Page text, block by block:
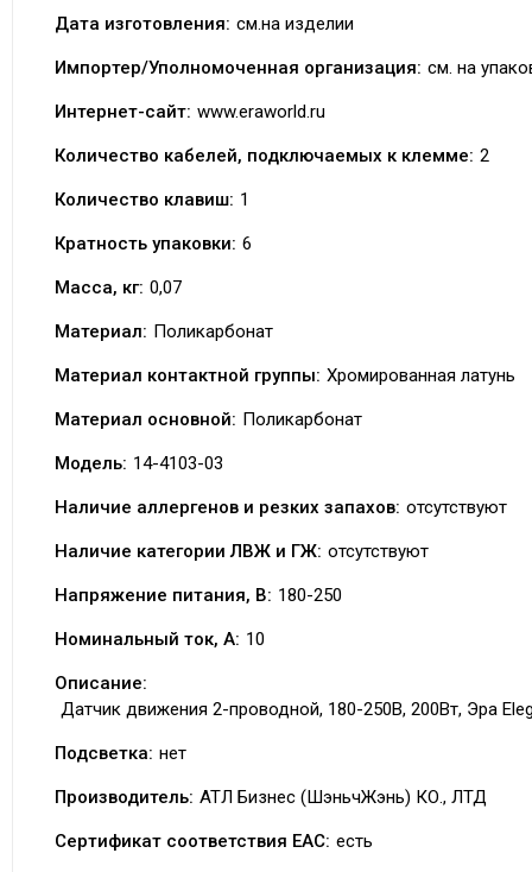
Дата изготовления: см.на изделии
Импортер/Уполномоченная организация: см. на
Интернет-сайт: www.eraworld.ru
Количество кабелей, подключаемых к клемме: 2
Количество клавиш: 1
Кратность упаковки: 6
Масса, кг: 0,07
Материал: Поликарбонат
Материал контактной группы: Хромированная латунь
Материал основной: Поликарбонат
Модель: 14-4103-03
Наличие аллергенов и резких запахов: отсутствуют
Наличие категории ЛВЖ и ГЖ: отсутствуют
Напряжение питания, В: 180-250
Номинальный ток, А: 10
Описание:
Датчик движения 2-проводной, 180-250В, 200Вт, Эра
Подсветка: нет
Производитель: АТЛ Бизнес (ШэньчЖэнь) КО., ЛТД
Сертификат соответствия EAC: есть